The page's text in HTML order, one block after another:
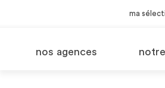
ma
nos agences